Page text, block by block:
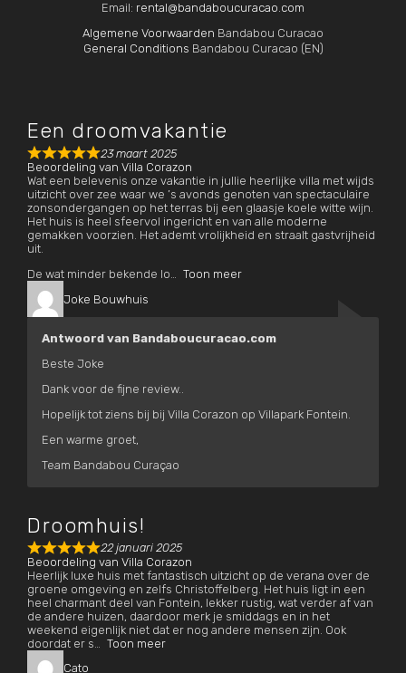
Email: rental@bandaboucuracao.com
Algemene Voorwaarden Bandabou Curacao
General Conditions Bandabou Curacao (EN)
Een droomvakantie
23 maart 2025
Beoordeling van Villa Corazon
Wat een belevenis onze vakantie in jullie heerlijke villa met wijds
uitzicht over zee waar we ’s avonds genoten van spectaculaire
zonsondergangen op het terras bij een glaasje koele witte wijn.
Het huis is heel sfeervol ingericht en van alle moderne
gemakken voorzien. Het ademt vrolijkheid en straalt gastvrijheid
uit.
De wat minder bekende lo
Toon meer
Joke Bouwhuis
Antwoord van Bandaboucuracao.com
Beste Joke
Dank voor de fijne review..
Hopelijk tot ziens bij bij Villa Corazon op Villapark Fontein.
Een warme groet,
Team Bandabou Curaçao
Droomhuis!
22 januari 2025
Beoordeling van Villa Corazon
Heerlijk luxe huis met fantastisch uitzicht op de verana over de
groene omgeving en zelfs Christoffelberg. Het huis ligt in een
heel charmant deel van Fontein, lekker rustig, wat verder af van
de andere huizen, daardoor merk je smiddags en in het
weekend eigenlijk niet dat er nog andere mensen zijn. Ook
doordat er s
Toon meer
Cato